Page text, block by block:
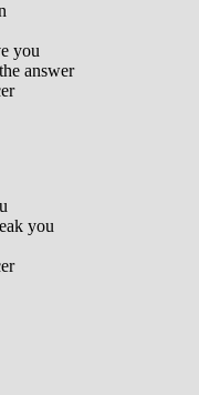
you
answer
you